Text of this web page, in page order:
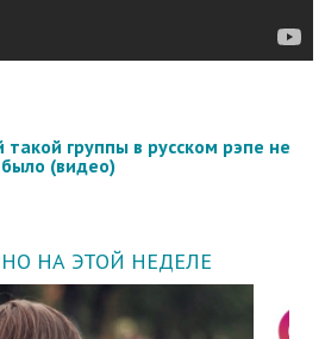
группы в русском рэпе не
было (видео)
НА ЭТОЙ НЕДЕЛЕ